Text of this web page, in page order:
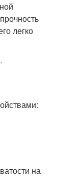
легко
на